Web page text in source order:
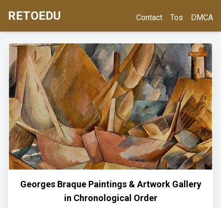
RETOEDU Contact Tos DMCA
Georges Braque Paintings & Artwork Gallery
in Chronological Order